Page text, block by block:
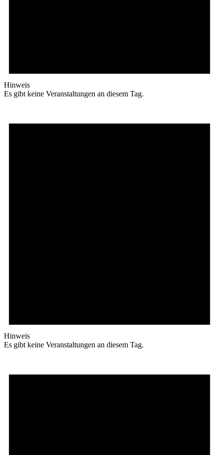
Hinweis
Es gibt keine Veranstaltungen an diesem Tag.
Hinweis
Es gibt keine Veranstaltungen an diesem Tag.